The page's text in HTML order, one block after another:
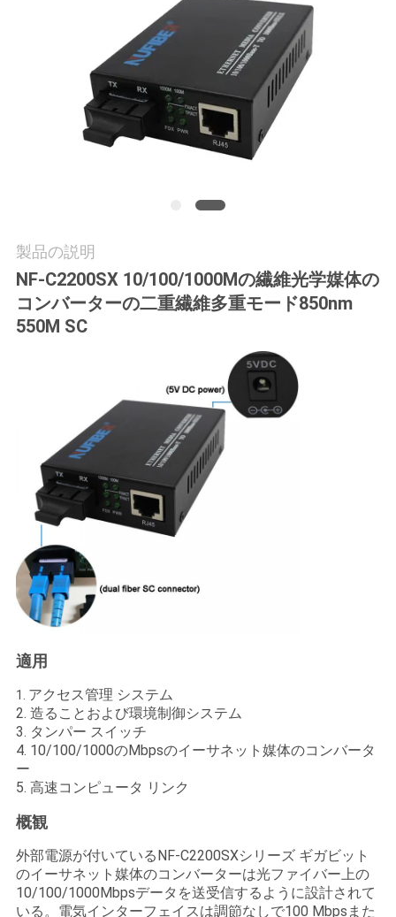
私
達
に
い
ニ
ュ
ー
ス
引
用
を
要
製品の説明
NF-C2200SX 10/100/1000Mの繊維光学媒体の
コンバーターの二重繊維多重モード850nm
550M SC
適用
1. アクセス管理 システム
2. 造ることおよび環境制御システム
3. タンパー スイッチ
4. 10/100/1000のMbpsのイーサネット媒体のコンバータ
ー
5. 高速コンピュータ リンク
概観
外部電源が付いているNF-C2200SXシリーズ ギガビット
のイーサネット媒体のコンバーターは光ファイバー上の
10/100/1000Mbpsデータを送受信するように設計されて
いる。電気インターフェイスは調節なしで100 Mbpsまた